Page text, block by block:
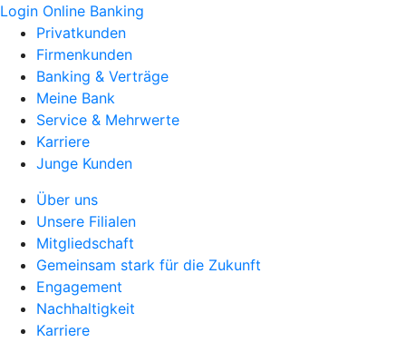
Login Online Banking
Privatkunden
Firmenkunden
Banking & Verträge
Meine Bank
Service & Mehrwerte
Karriere
Junge Kunden
Über uns
Unsere Filialen
Mitgliedschaft
Gemeinsam stark für die Zukunft
Engagement
Nachhaltigkeit
Karriere